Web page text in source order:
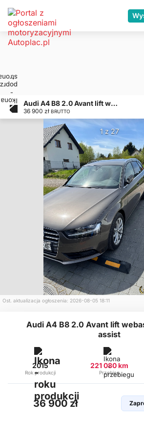
Audi A4 B8 2.0 Avant lift webasto radar line assist
36 900 zł BRUTTO
1 z 27
Ost. aktualizacja ogłoszenia: 2026-08-05 18:11
Audi A4 B8 2.0 Avant lift
assist
2015
Rok produkcji
221 080 km
Przebieg
36 900 zł